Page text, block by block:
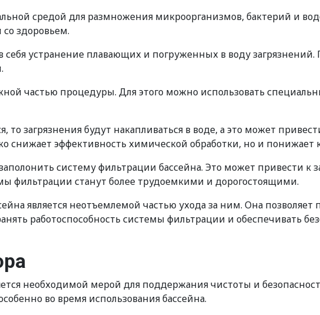
средой для размножения микроорганизмов, бактерий и
здоровьем.
себя устранение плавающих и погруженных в воду
частью процедуры. Для этого можно использовать
то загрязнения будут накапливаться в воде, а это может
снижает эффективность химической обработки, но и понижает
систему фильтрации бассейна. Это может привести
фильтрации станут более трудоемкими и дорогостоящими.
является неотъемлемой частью ухода за ним. Она
работоспособность системы фильтрации и обеспечивать
необходимой мерой для поддержания чистоты и
во время использования бассейна.